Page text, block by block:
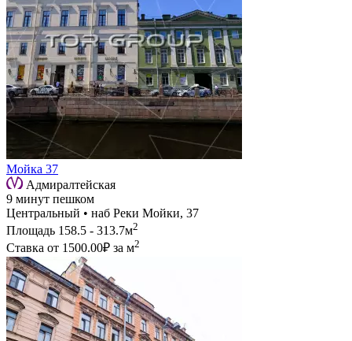
Мойка 37
Адмиралтейская
9 минут пешком
Центральный • наб Реки Мойки, 37
Площадь 158.5 - 313.7м2
Ставка от 1500.00₽ за м2